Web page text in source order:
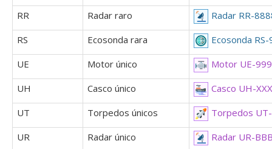
RR
Radar raro
Radar RR-
RS
Ecosonda rara
Ecosonda
UE
Motor único
Motor UE-
UH
Casco único
Casco UH-
UT
Torpedos únicos
Torpedos UT-
UR
Radar único
Radar UR-